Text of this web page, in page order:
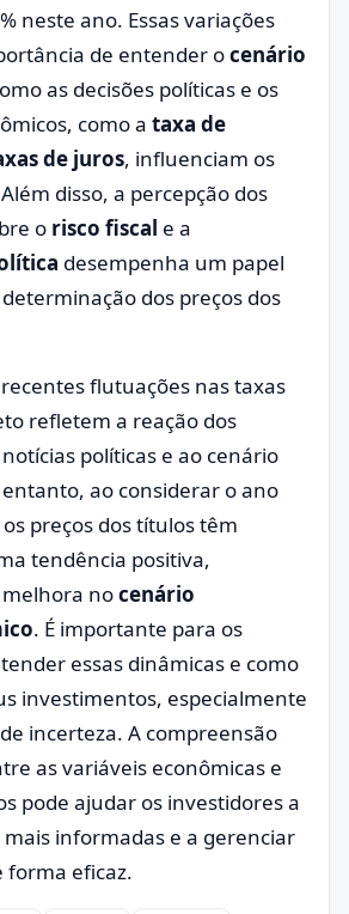
neste ano. Essas variações
de entender ocenário
as decisões políticas e os
como a taxa de
de juros, influenciam os
disso, a percepção dos
o risco fiscal e a
desempenha um papel
dos preços dos
flutuações nas taxas
refletem a reação dos
políticas e ao cenário
ao considerar o ano
preços dos títulos têm
tendência positiva,
nocenário
. É importante para os
essas dinâmicas e como
investimentos, especialmente
incerteza. A compreensão
as variáveis econômicas e
pode ajudar os investidores a
informadas e a gerenciar
forma eficaz.